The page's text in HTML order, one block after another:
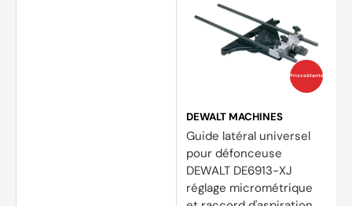
Prix coûtants
DEWALT MACHINES
Guide latéral universel
pour défonceuse
DEWALT DE6913-XJ
réglage micrométrique